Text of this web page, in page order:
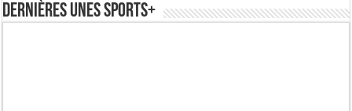
Dernières Unes Sports+